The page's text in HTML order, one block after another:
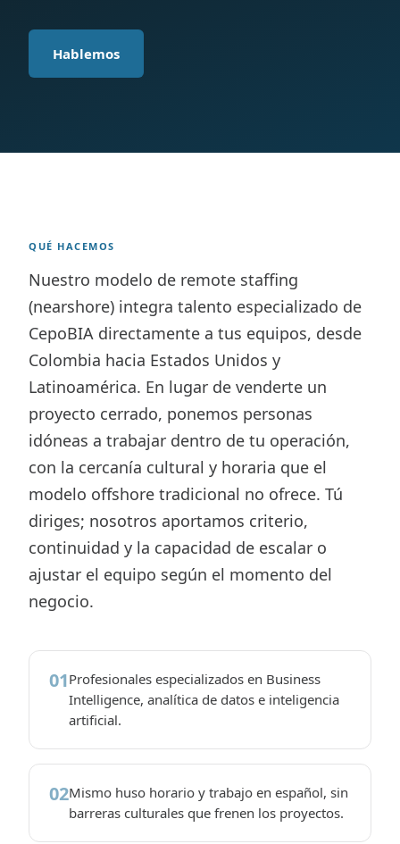
Hablemos
QUÉ HACEMOS
Nuestro modelo de remote staffing
(nearshore) integra talento especializado de
CepoBIA directamente a tus equipos, desde
Colombia hacia Estados Unidos y
Latinoamérica. En lugar de venderte un
proyecto cerrado, ponemos personas
idóneas a trabajar dentro de tu operación,
con la cercanía cultural y horaria que el
modelo offshore tradicional no ofrece. Tú
diriges; nosotros aportamos criterio,
continuidad y la capacidad de escalar o
ajustar el equipo según el momento del
negocio.
01Profesionales especializados en Business
Intelligence, analítica de datos e inteligencia
artificial.
02Mismo huso horario y trabajo en español, sin
barreras culturales que frenen los proyectos.